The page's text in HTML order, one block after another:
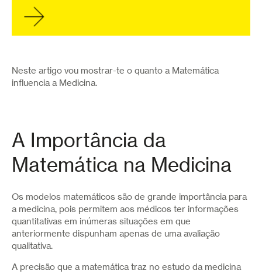
Neste artigo vou mostrar-te o quanto a Matemática
influencia a Medicina.
A Importância da
Matemática na Medicina
Os modelos matemáticos são de grande importância para
a medicina, pois permitem aos médicos ter informações
quantitativas em inúmeras situações em que
anteriormente dispunham apenas de uma avaliação
qualitativa.
A precisão que a matemática traz no estudo da medicina